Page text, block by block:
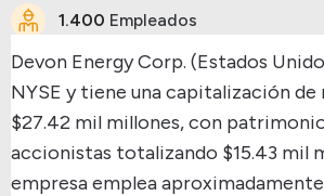
1.400 Empleados
Devon Energy Corp. (Estados
NYSE y tiene una capitalización de
$27.42 mil millones, con
accionistas totalizando $15.43 mil
empresa emplea